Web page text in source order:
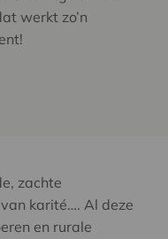
werkt zo’n
zachte
karité…. Al deze
en rurale